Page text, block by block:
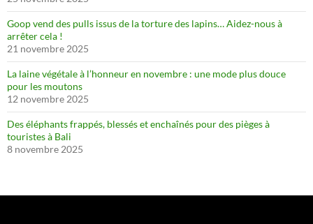
Goop vend des pulls issus de la torture des lapins… Aidez-nous à
arrêter cela !
21 novembre 2025
La laine végétale à l’honneur en novembre : une mode plus douce
pour les moutons
12 novembre 2025
Des éléphants frappés, blessés et enchaînés pour des pièges à
touristes à Bali
8 novembre 2025